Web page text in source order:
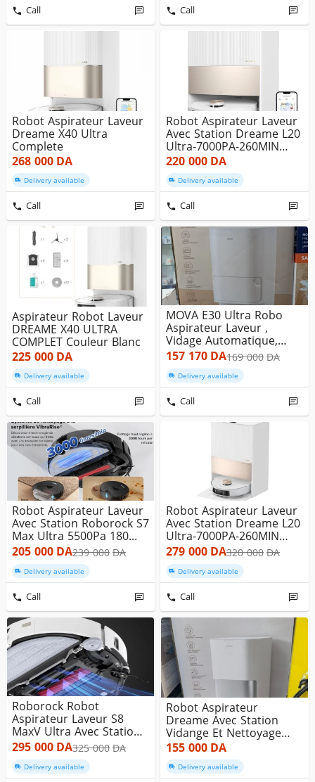
Call Call
Robot Aspirateur Laveur
Dreame X40 Ultra
Complete
268 000DA
Delivery available
Call
Robot Aspirateur Laveur
Avec Station Dreame L20
Ultra-7000PA-260MIN
Au...
220 000DA
Delivery available
Call
Aspirateur Robot Laveur
DREAME X40 ULTRA
COMPLET Couleur Blanc
225 000DA
Delivery available
Call
MOVA E30 Ultra Robo
Aspirateur Laveur ,
Vidage Automatique,
Nettoyage...
157 170DA169 000DA
Delivery available
Call
Robot Aspirateur Laveur
Avec Station Roborock S7
Max Ultra 5500Pa 180...
205 000DA239 000DA
Delivery available
Call
Robot Aspirateur Laveur
Avec Station Dreame L20
Ultra-7000PA-260MIN
Au...
279 000DA320 000DA
Delivery available
Call
Roborock Robot
Aspirateur Laveur S8
MaxV Ultra Avec Station-
10000 Pa-3...
295 000DA325 000DA
Delivery available
Robot Aspirateur
Dreame Avec Station
Vidange Et Nettoyage
L10s Ultra G...
155 000DA
Delivery available